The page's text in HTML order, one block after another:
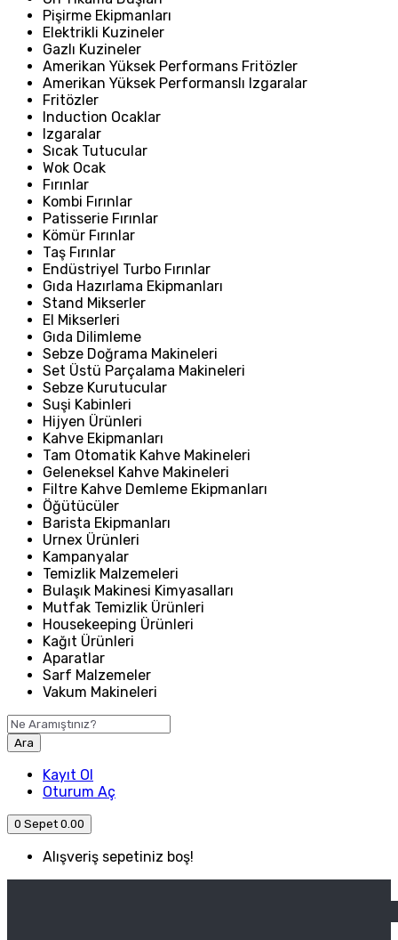
Pişirme Ekipmanları
Elektrikli Kuzineler
Gazlı Kuzineler
Amerikan Yüksek Performans Fritözler
Amerikan Yüksek Performanslı Izgaralar
Fritözler
Induction Ocaklar
Izgaralar
Sıcak Tutucular
Wok Ocak
Fırınlar
Kombi Fırınlar
Patisserie Fırınlar
Kömür Fırınlar
Taş Fırınlar
Endüstriyel Turbo Fırınlar
Gıda Hazırlama Ekipmanları
Stand Mikserler
El Mikserleri
Gıda Dilimleme
Sebze Doğrama Makineleri
Set Üstü Parçalama Makineleri
Sebze Kurutucular
Suşi Kabinleri
Hijyen Ürünleri
Kahve Ekipmanları
Tam Otomatik Kahve Makineleri
Geleneksel Kahve Makineleri
Filtre Kahve Demleme Ekipmanları
Öğütücüler
Barista Ekipmanları
Urnex Ürünleri
Kampanyalar
Temizlik Malzemeleri
Bulaşık Makinesi Kimyasalları
Mutfak Temizlik Ürünleri
Housekeeping Ürünleri
Kağıt Ürünleri
Aparatlar
Sarf Malzemeler
Vakum Makineleri
Ara
Kayıt Ol
Oturum Aç
0 Sepet 0.00
Alışveriş sepetiniz boş!